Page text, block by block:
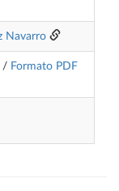
Navarro
/ Formato PDF